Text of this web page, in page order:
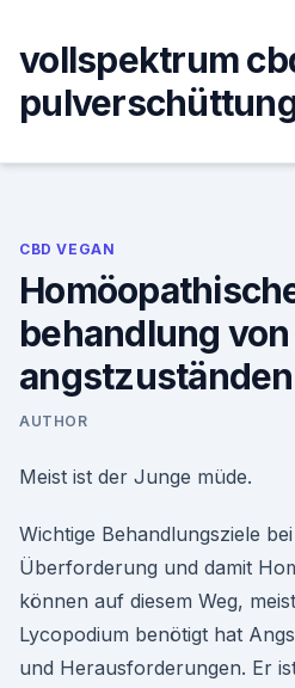
content
vollspektrum
CBD VEGAN
behandlung von
angstzuständen
AUTHOR
Meist ist der Junge müde.
Wichtige Behandlungsziele
Überforderung und damit
können auf diesem Weg,
Lycopodium benötigt hat
und Herausforderungen. Er